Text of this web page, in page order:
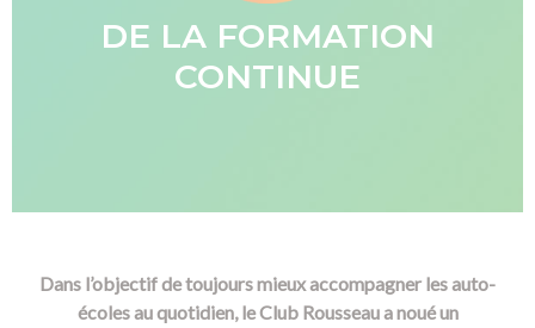
DE LA FORMATION
CONTINUE
Dans l’objectif de toujours mieux accompagner les auto-
écoles au quotidien, le Club Rousseau a noué un